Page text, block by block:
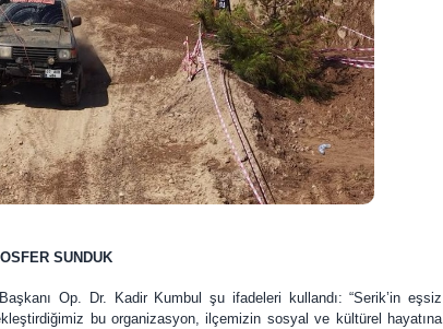
SUNDUK
Op. Dr. Kadir Kumbul şu ifadeleri kullandı: “Serik’in eşsiz
bu organizasyon, ilçemizin sosyal ve kültürel hayatına